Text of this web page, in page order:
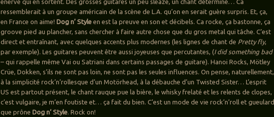
énervé qui en sortent. Des grosses guitares un peu sleaze, un chant déterminé… Ca
ressemblerait à un groupe américain de la scène de L.A. qu’on en serait guère surpris. Et, ça,
en France on aime!Dog n’ Style en est la preuve en son et décibels. Ca rocke, ça bastonne, ça
groove pied au plancher, sans chercher à faire autre chose que du gros metal qui tâche. C’est
direct et entraînant, avec quelques accents plus modernes (les lignes de chant de Pretty fly,
par exemple). Les guitares peuvent être aussi joyeuses que percutantes, (I did something bad
– qui rappelle même Vai ou Satriani dans certains passages de guitare). Hanoi Rocks, Mötley
Crüe, Dokken, s’ils ne sont pas loin, ne sont pas les seules influences. On pense, naturellement,
à la simplicité rock’n’rollesque d’un Motörhead, à la débauche d’un Twisted Sister… L’esprit
US est partout présent, le chant rauque pue la bière, le whisky frelaté et les relents de clopes,
c’est vulgaire, je m’en foutiste et… ça fait du bien. C’est un mode de vie rock’n’roll et gueulard
que prôneDog n’ Style. Rock on!